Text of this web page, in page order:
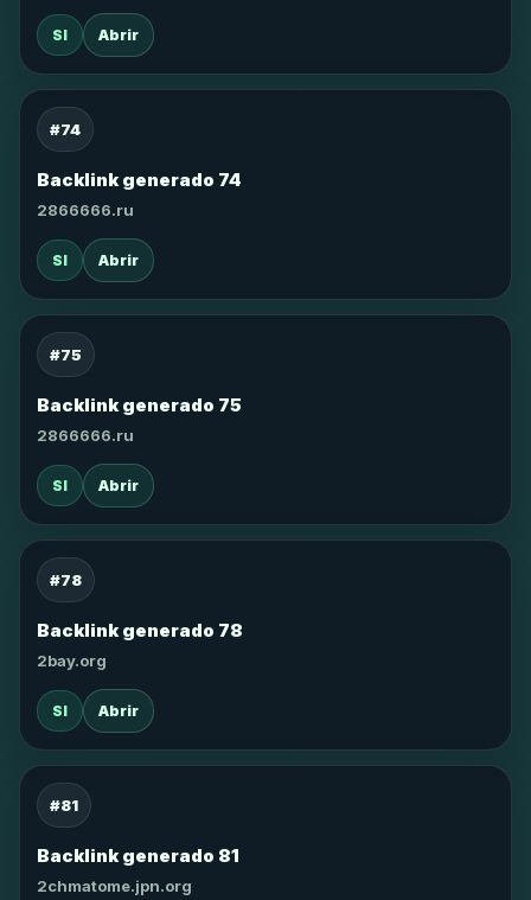
SI Abrir
#74
Backlink generado 74
2866666.ru
SI Abrir
#75
Backlink generado 75
2866666.ru
SI Abrir
#78
Backlink generado 78
2bay.org
SI Abrir
#81
Backlink generado 81
2chmatome.jpn.org